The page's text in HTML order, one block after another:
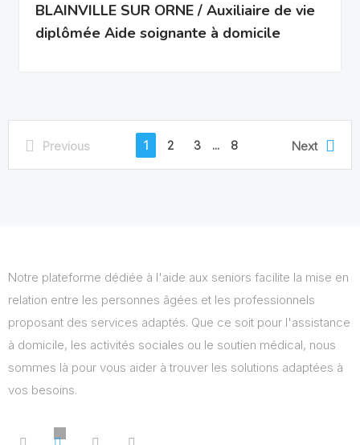
BLAINVILLE SUR ORNE / Auxiliaire de vie
diplômée Aide soignante à domicile
Previous 1 2 3 ... 8 Next
Notre plateforme dédiée à l'aide aux seniors facilite la mise en
relation entre les personnes âgées et les professionnels
proposant des services adaptés. Que ce soit pour l'assistance
à domicile, les activités sociales ou le soutien médical, nous
sommes là pour vous aider à trouver les solutions adaptées à
vos besoins.